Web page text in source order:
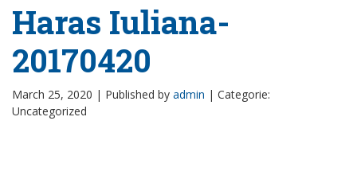
Haras Iuliana-
20170420
March 25, 2020 | Published by admin | Categorie:
Uncategorized